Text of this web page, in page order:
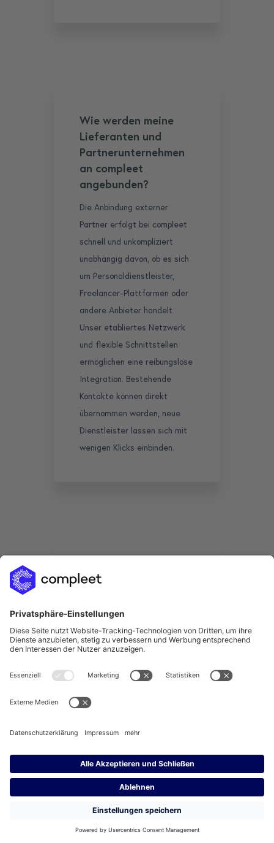
Wie werden meine
Lieferanten und
Partnerunternehmen
an compleet
angebunden?
Die Anbindung externer
Partner erfolgt bei compleet
schnell und unkompliziert
unabhängig davon, ob es sich
um Personaldienstleister,
Freelancer-Plattformen oder
andere Anbieter handelt.
Unser etabliertes Netzwerk
und flexible Schnittstellen
ermöglichen eine reibungslose
Integration. Bestehende
Kontakte können direkt
übernommen werden, neue
Dienstleister lassen sich mit
wenigen Klicks einbinden.
Was ist ein Neutral
Servcie Provider?
Ein Managed Service Provider
(MSP) übernimmt für
Unternehmen die zentrale
Personaldienstleister. Er
zwischen dem Entleiher und
den Verleihern und
verantwortet die
administrativen und
organisatorischen Prozesse